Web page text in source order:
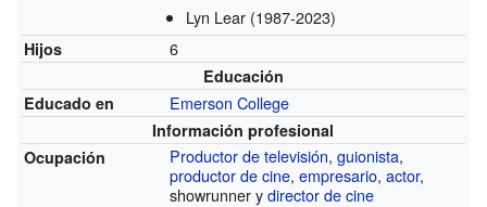
Lyn Lear (1987-2023)
Hijos 6
Educación
Educado en
Emerson College
Información profesional
Ocupación
Productor de televisión,guionista,
productor de cine,empresario,actor,
showrunner ydirector de cine